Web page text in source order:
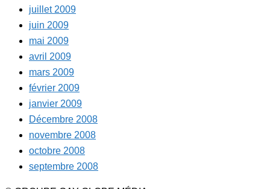
juillet 2009
juin 2009
mai 2009
avril 2009
mars 2009
février 2009
janvier 2009
Décembre 2008
novembre 2008
octobre 2008
septembre 2008